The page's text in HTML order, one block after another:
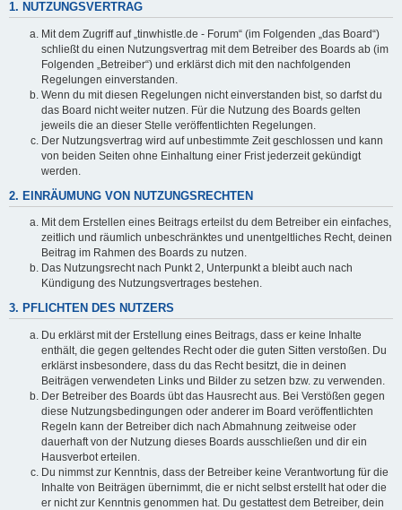
1. NUTZUNGSVERTRAG
Mit dem Zugriff auf „tinwhistle.de - Forum“ (im Folgenden „das Board“)
schließt du einen Nutzungsvertrag mit dem Betreiber des Boards ab (im
Folgenden „Betreiber“) und erklärst dich mit den nachfolgenden
Regelungen einverstanden.
Wenn du mit diesen Regelungen nicht einverstanden bist, so darfst du
das Board nicht weiter nutzen. Für die Nutzung des Boards gelten
jeweils die an dieser Stelle veröffentlichten Regelungen.
Der Nutzungsvertrag wird auf unbestimmte Zeit geschlossen und kann
von beiden Seiten ohne Einhaltung einer Frist jederzeit gekündigt
werden.
2. EINRÄUMUNG VON NUTZUNGSRECHTEN
Mit dem Erstellen eines Beitrags erteilst du dem Betreiber ein einfaches,
zeitlich und räumlich unbeschränktes und unentgeltliches Recht, deinen
Beitrag im Rahmen des Boards zu nutzen.
Das Nutzungsrecht nach Punkt 2, Unterpunkt a bleibt auch nach
Kündigung des Nutzungsvertrages bestehen.
3. PFLICHTEN DES NUTZERS
Du erklärst mit der Erstellung eines Beitrags, dass er keine Inhalte
enthält, die gegen geltendes Recht oder die guten Sitten verstoßen. Du
erklärst insbesondere, dass du das Recht besitzt, die in deinen
Beiträgen verwendeten Links und Bilder zu setzen bzw. zu verwenden.
Der Betreiber des Boards übt das Hausrecht aus. Bei Verstößen gegen
diese Nutzungsbedingungen oder anderer im Board veröffentlichten
Regeln kann der Betreiber dich nach Abmahnung zeitweise oder
dauerhaft von der Nutzung dieses Boards ausschließen und dir ein
Hausverbot erteilen.
Du nimmst zur Kenntnis, dass der Betreiber keine Verantwortung für die
Inhalte von Beiträgen übernimmt, die er nicht selbst erstellt hat oder die
er nicht zur Kenntnis genommen hat. Du gestattest dem Betreiber, dein